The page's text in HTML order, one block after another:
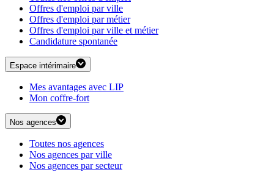
Offres d'emploi par ville
Offres d'emploi par métier
Offres d'emploi par ville et métier
Candidature spontanée
Espace intérimaire
Mes avantages avec LIP
Mon coffre-fort
Nos agences
Toutes nos agences
Nos agences par ville
Nos agences par secteur